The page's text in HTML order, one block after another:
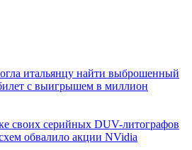
итальянцу найти выброшенный
с выигрышем в миллион
своих серийных DUV-литографов
обвалило акции NVidia